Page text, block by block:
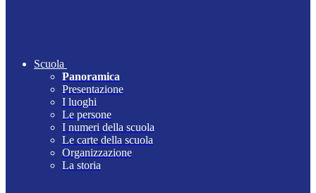
Scuola
Panoramica
Presentazione
I luoghi
Le persone
I numeri della scuola
Le carte della scuola
Organizzazione
La storia